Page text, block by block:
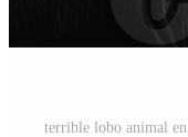
terrible lobo animal en